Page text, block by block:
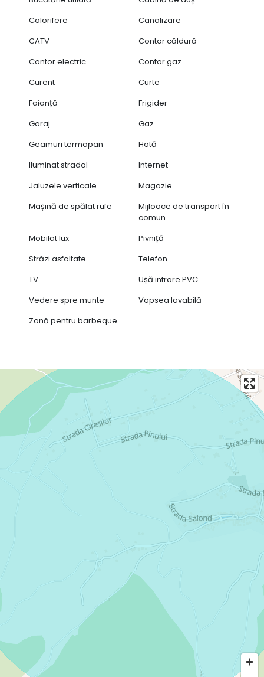
Liniște și intimitate
Aproape de magazine, restaurante, școală primară și
Acces facil către muzee și zone de agrement
📞 Nu rata această oportunitate unică!
Calorifere
Canalizare
CATV
Contor căldură
Contor electric
Contor gaz
Curent
Curte
Faianță
Frigider
Garaj
Gaz
Geamuri termopan
Hotă
Iluminat stradal
Internet
Jaluzele verticale
Magazie
Mașină de spălat rufe
Mijloace de transport în
comun
Mobilat lux
Pivniță
Străzi asfaltate
Telefon
TV
Ușă intrare PVC
Vedere spre munte
Vopsea lavabilă
Zonă pentru barbeque